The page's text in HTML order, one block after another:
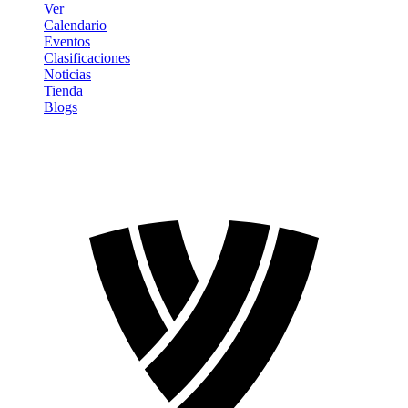
Ver
Calendario
Eventos
Clasificaciones
Noticias
Tienda
Blogs